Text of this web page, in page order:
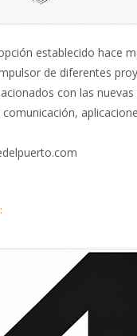
establecido hace
de diferentes
con las
comunicación,